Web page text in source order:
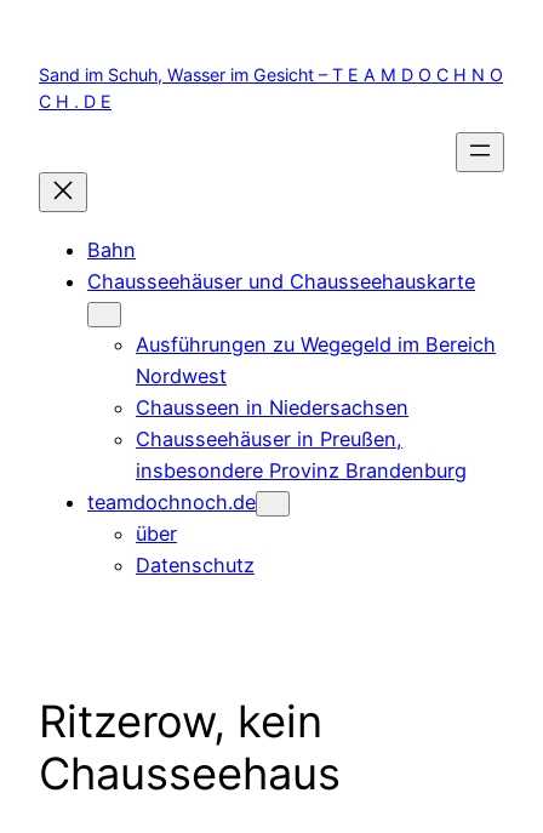
springen
Sand im Schuh, Wasser im Gesicht – T E A M D O C H N O
C H . D E
Bahn
Chausseehäuser und Chausseehauskarte
Ausführungen zu Wegegeld im Bereich
Nordwest
Chausseen in Niedersachsen
Chausseehäuser in Preußen,
insbesondere Provinz Brandenburg
teamdochnoch.de
über
Datenschutz
Ritzerow, kein
Chausseehaus